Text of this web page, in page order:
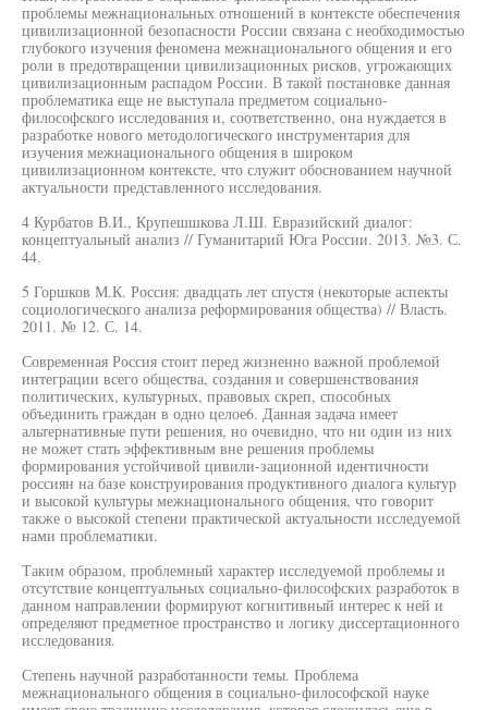
проблемы межнациональных отношений в контексте обеспечения
цивилизационной безопасности России связана с необходимостью
глубокого изучения феномена межнационального общения и его
роли в предотвращении цивилизационных рисков, угрожающих
цивилизационным распадом России. В такой постановке данная
проблематика еще не выступала предметом социально-
философского исследования и, соответственно, она нуждается в
разработке нового методологического инструментария для
изучения межнационального общения в широком
цивилизационном контексте, что служит обоснованием научной
актуальности представленного исследования.
4 Курбатов В.И., Крупешшкова Л.Ш. Евразийский диалог:
концептуальный анализ // Гуманитарий Юга России. 2013. №3. С.
44.
5 Горшков М.К. Россия: двадцать лет спустя (некоторые аспекты
социологического анализа реформирования общества) // Власть.
2011. № 12. С. 14.
Современная Россия стоит перед жизненно важной проблемой
интеграции всего общества, создания и совершенствования
политических, культурных, правовых скреп, способных
объединить граждан в одно целое6. Данная задача имеет
альтернативные пути решения, но очевидно, что ни один из них
не может стать эффективным вне решения проблемы
формирования устойчивой цивили-зационной идентичности
россиян на базе конструирования продуктивного диалога культур
и высокой культуры межнационального общения, что говорит
также о высокой степени практической актуальности исследуемой
нами проблематики.
Таким образом, проблемный характер исследуемой проблемы и
отсутствие концептуальных социально-философских разработок в
данном направлении формируют когнитивный интерес к ней и
определяют предметное пространство и логику диссертационного
исследования.
Степень научной разработанности темы. Проблема
межнационального общения в социально-философской науке